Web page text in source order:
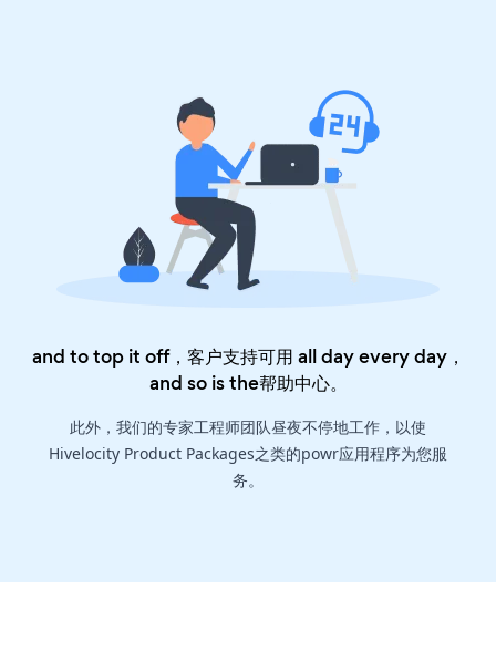
and to top it off，客户支持可用 all day every day，
and so is the帮助中心。
此外，我们的专家工程师团队昼夜不停地工作，以使
Hivelocity Product Packages之类的powr应用程序为您服
务。